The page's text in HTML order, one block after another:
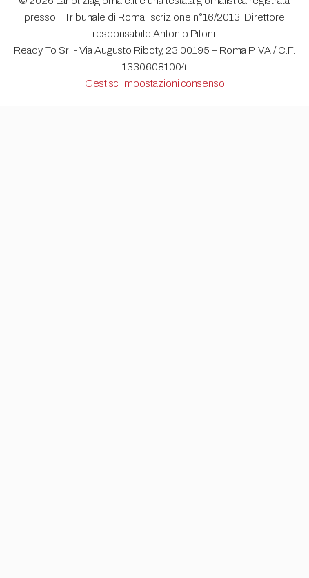
presso il Tribunale di Roma. Iscrizione n°16/2013. Direttore
responsabile Antonio Pitoni.
Ready To Srl - Via Augusto Riboty, 23 00195 – Roma P.IVA / C.F.
13306081004
Gestisci impostazioni consenso